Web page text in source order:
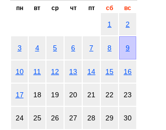
пн вт ср чт пт сб вс
1 2
3 4 5 6 7 8 9
10 11 12 13 14 15 16
17 18 19 20 21 22 23
24 25 26 27 28 29 30